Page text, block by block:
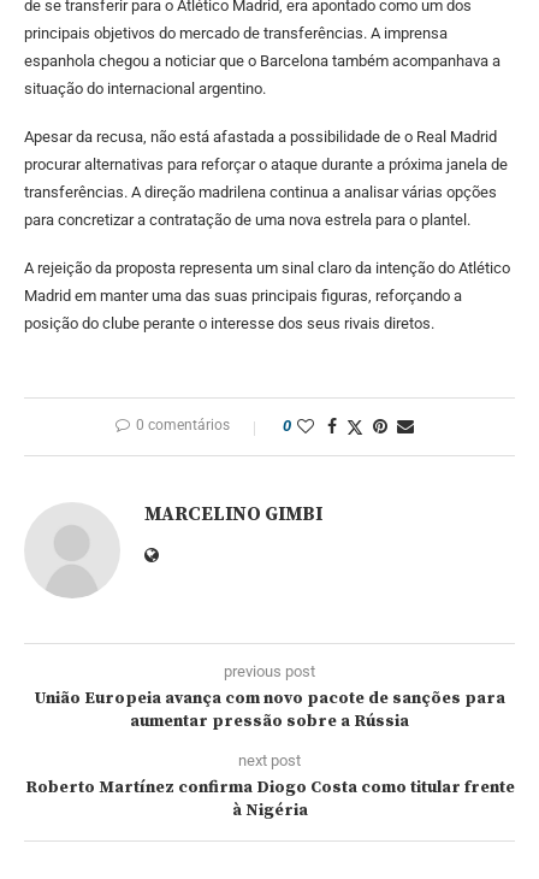
de se transferir para o Atlético Madrid, era apontado como um dos
principais objetivos do mercado de transferências. A imprensa
espanhola chegou a noticiar que o Barcelona também acompanhava a
situação do internacional argentino.
Apesar da recusa, não está afastada a possibilidade de o Real Madrid
procurar alternativas para reforçar o ataque durante a próxima janela de
transferências. A direção madrilena continua a analisar várias opções
para concretizar a contratação de uma nova estrela para o plantel.
A rejeição da proposta representa um sinal claro da intenção do Atlético
Madrid em manter uma das suas principais figuras, reforçando a
posição do clube perante o interesse dos seus rivais diretos.
0 comentários 0
MARCELINO GIMBI
previous post
União Europeia avança com novo pacote de sanções para
aumentar pressão sobre a Rússia
next post
Roberto Martínez confirma Diogo Costa como titular frente
à Nigéria